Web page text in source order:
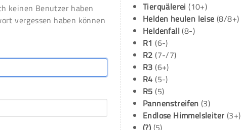
keinen Benutzer haben
vergessen haben können
Tierquälerei (10+)
Helden heulen leise(8/8+)
Heldenfall(8-)
R1 (6-)
R2 (7-/7)
R3 (6+)
R4 (5-)
R5 (5)
Pannenstreifen (3)
Endlose Himmelsleiter (3+)
(?) (5)